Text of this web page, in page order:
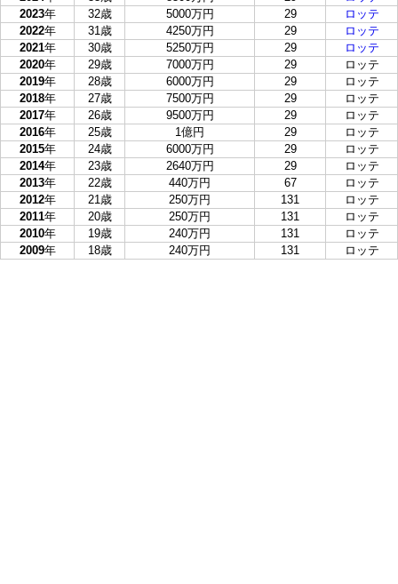
2023年 32歳 5000万円 29
ロッテ
2022年 31歳 4250万円 29
ロッテ
2021年 30歳 5250万円 29
ロッテ
2020年 29歳 7000万円 29
ロッテ
2019年 28歳 6000万円 29
ロッテ
2018年 27歳 7500万円 29
ロッテ
2017年 26歳 9500万円 29
ロッテ
2016年 25歳 1億円 29
ロッテ
2015年 24歳 6000万円 29
ロッテ
2014年 23歳 2640万円 29
ロッテ
2013年 22歳 440万円 67
ロッテ
2012年 21歳 250万円 131
ロッテ
2011年 20歳 250万円 131
ロッテ
2010年 19歳 240万円 131
ロッテ
2009年 18歳 240万円 131 ロッテ